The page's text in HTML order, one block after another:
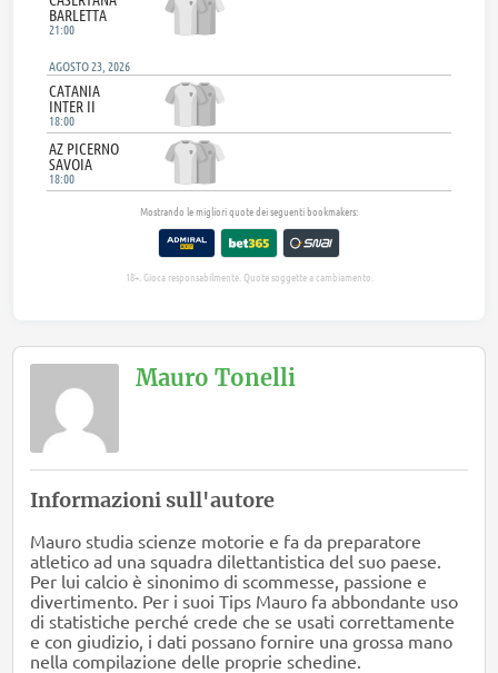
Mauro Tonelli
Informazioni sull'autore
Mauro studia scienze motorie e fa da preparatore
atletico ad una squadra dilettantistica del suo paese.
Per lui calcio è sinonimo di scommesse, passione e
divertimento. Per i suoi Tips Mauro fa abbondante uso
di statistiche perché crede che se usati correttamente
e con giudizio, i dati possano fornire una grossa mano
nella compilazione delle proprie schedine.